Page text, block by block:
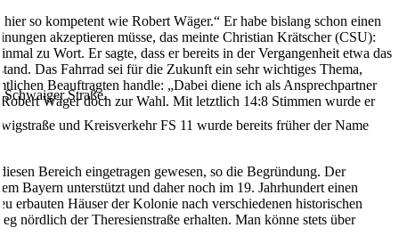
so kompetent wie Robert Wäger.“ Er habe bislang schon einen
akzeptieren müsse, das meinte Christian Krätscher (CSU):
zu Wort. Er sagte, dass er bereits in der Vergangenheit etwa das
Das Fahrrad sei für die Zukunft ein sehr wichtiges Thema,
Beauftragten handle: „Dabei diene ich als Ansprechpartner
Wäger doch zur Wahl. Mit letztlich 14:8 Stimmen wurde er
Straße.
und Kreisverkehr FS 11 wurde bereits früher der Name
Bereich eingetragen gewesen, so die Begründung. Der
Bayern unterstützt und daher noch im 19. Jahrhundert einen
erbauten Häuser der Kolonie nach verschiedenen historischen
nördlich der Theresienstraße erhalten. Man könne stets über